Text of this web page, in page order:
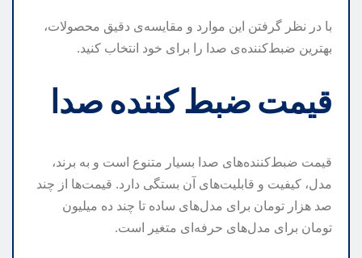
با در نظر گرفتن این موارد و مقایسه‌ی دقیق محصولات،
بهترین ضبط‌کننده‌ی صدا را برای خود انتخاب کنید.
قیمت ضبط کننده صدا
قیمت ضبط‌کننده‌های صدا بسیار متنوع است و به برند،
مدل، کیفیت و قابلیت‌های آن بستگی دارد. قیمت‌ها از چند
صد هزار تومان برای مدل‌های ساده تا چند ده میلیون
تومان برای مدل‌های حرفه‌ای متغیر است.